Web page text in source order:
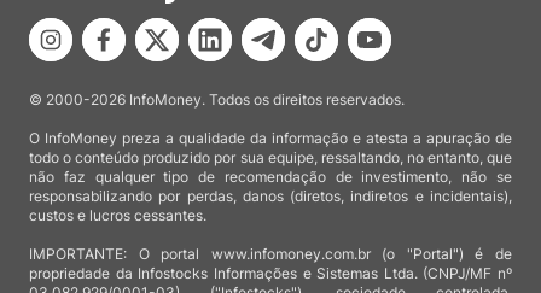
© 2000-2026 InfoMoney. Todos os direitos reservados.
O InfoMoney preza a qualidade da informação e atesta a apuração de
todo o conteúdo produzido por sua equipe, ressaltando, no entanto, que
não faz qualquer tipo de recomendação de investimento, não se
responsabilizando por perdas, danos (diretos, indiretos e incidentais),
custos e lucros cessantes.
IMPORTANTE: O portal www.infomoney.com.br (o "Portal") é de
propriedade da Infostocks Informações e Sistemas Ltda. (CNPJ/MF nº